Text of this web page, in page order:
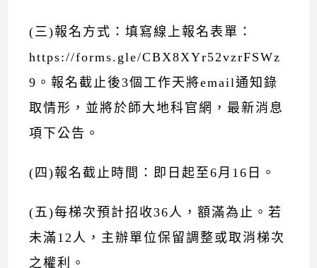
(三)報名方式：填寫線上報名表單：
https://forms.gle/CBX8XYr52vzrFSWz
9 。報名截止後3個工作天將email通知錄
取情形，並將於師大地科官網，最新消息
項下公告。
(四)報名截止時間：即日起至6月16日。
(五)每梯次預計招收36人，額滿為止。若
未滿12人，主辦單位保留調整或取消梯次
之權利。